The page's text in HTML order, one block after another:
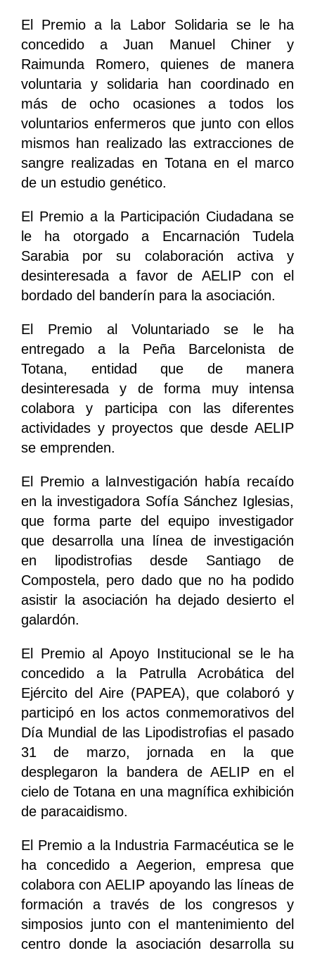
El Premio a la Labor Solidaria se le ha
concedido a Juan Manuel Chiner y
Raimunda Romero, quienes de manera
voluntaria y solidaria han coordinado en
más de ocho ocasiones a todos los
voluntarios enfermeros que junto con ellos
mismos han realizado las extracciones de
sangre realizadas en Totana en el marco
de un estudio genético.
El Premio a la Participación Ciudadana se
le ha otorgado a Encarnación Tudela
Sarabia por su colaboración activa y
desinteresada a favor de AELIP con el
bordado del banderín para la asociación.
El Premio al Voluntariado se le ha
entregado a la Peña Barcelonista de
Totana, entidad que de manera
desinteresada y de forma muy intensa
colabora y participa con las diferentes
actividades y proyectos que desde AELIP
se emprenden.
El Premio a laInvestigación había recaído
en la investigadora Sofía Sánchez Iglesias,
que forma parte del equipo investigador
que desarrolla una línea de investigación
en lipodistrofias desde Santiago de
Compostela, pero dado que no ha podido
asistir la asociación ha dejado desierto el
galardón.
El Premio al Apoyo Institucional se le ha
concedido a la Patrulla Acrobática del
Ejército del Aire (PAPEA), que colaboró y
participó en los actos conmemorativos del
Día Mundial de las Lipodistrofias el pasado
31 de marzo, jornada en la que
desplegaron la bandera de AELIP en el
cielo de Totana en una magnífica exhibición
de paracaidismo.
El Premio a la Industria Farmacéutica se le
ha concedido a Aegerion, empresa que
colabora con AELIP apoyando las líneas de
formación a través de los congresos y
simposios junto con el mantenimiento del
centro donde la asociación desarrolla su